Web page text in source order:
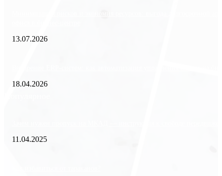
13.07.2026
18.04.2026
11.04.2025